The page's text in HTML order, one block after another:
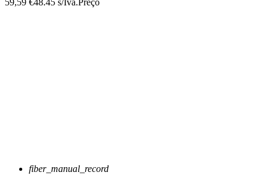
59,59 €48.45 s/Iva.Preço
fiber_manual_record